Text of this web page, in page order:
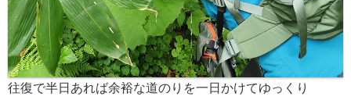
往復で半日あれば余裕な道のりを一日かけてゆっくり